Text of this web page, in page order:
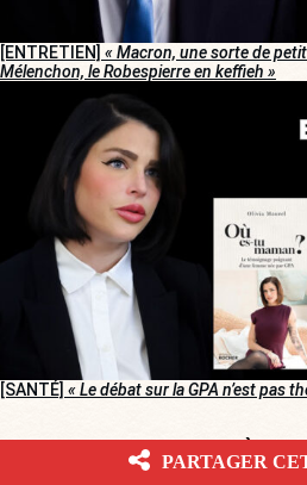
[ENTRETIEN] « Macron, une sorte de
Mélenchon, le Robespierre en keffieh »
[SANTÉ] « Le débat sur la GPA n’est pas
CORRECTIFS ET MISES À JOUR
PARTAGER